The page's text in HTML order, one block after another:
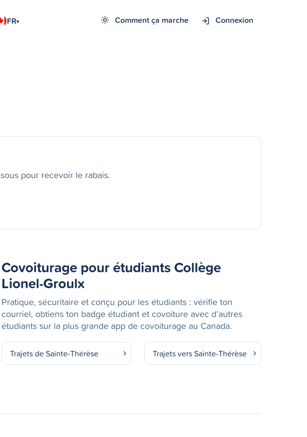
FR▾ Comment ça marche Connexion
pour recevoir le rabais.
Covoiturage pour étudiants Collège
Lionel-Groulx
Pratique, sécuritaire et conçu pour les étudiants : vérifie ton
courriel, obtiens ton badge étudiant et covoiture avec d’autres
étudiants sur la plus grande app de covoiturage au Canada.
Trajets de Sainte-Thérèse Trajets vers Sainte-Thérèse